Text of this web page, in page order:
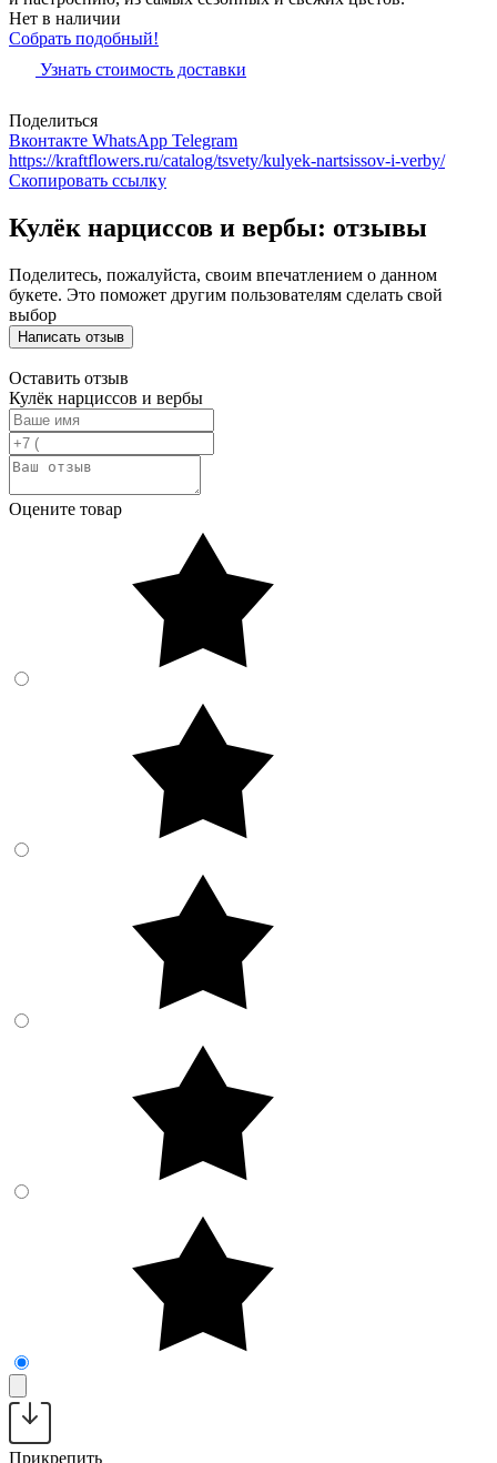
Нет в наличии
Собрать подобный!
Узнать стоимость доставки
Поделиться
Вконтакте WhatsApp Telegram
https://kraftflowers.ru/catalog/tsvety/kulyek-nartsissov-i-verby/
Скопировать ссылку
Кулёк нарциссов и вербы: отзывы
Поделитесь, пожалуйста, своим впечатлением о данном
букете. Это поможет другим пользователям сделать свой
выбор
Написать отзыв
Оставить отзыв
Кулёк нарциссов и вербы
Оцените товар
Прикрепить